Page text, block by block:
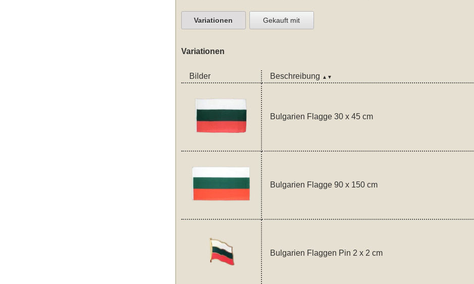
Variationen Gekauft mit
Variationen
Bilder Beschreibung ▲▼
Bulgarien Flagge 30 x 45 cm
Bulgarien Flagge 90 x 150 cm
Bulgarien Flaggen Pin 2 x 2 cm